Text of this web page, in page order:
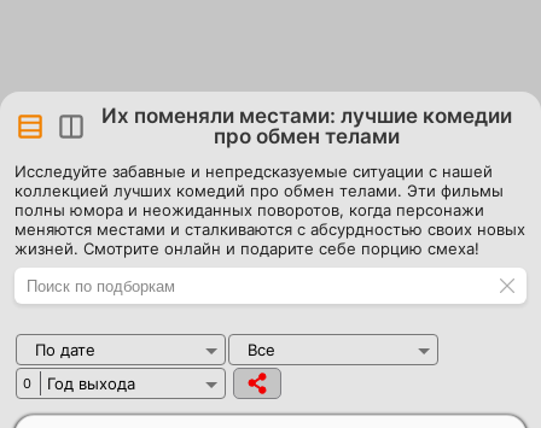
Их поменяли местами: лучшие комедии
про обмен телами
Исследуйте забавные и непредсказуемые ситуации с нашей
коллекцией лучших комедий про обмен телами. Эти фильмы
полны юмора и неожиданных поворотов, когда персонажи
меняются местами и сталкиваются с абсурдностью своих новых
жизней. Смотрите онлайн и подарите себе порцию смеха!
По дате Все
0 Год выхода